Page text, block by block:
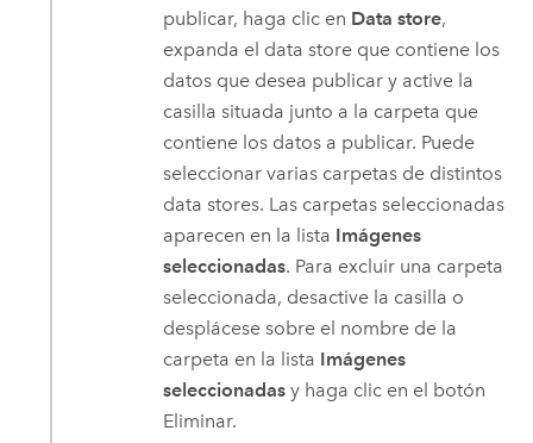
publicar, haga clic en Data store,
expanda el data store que contiene los
datos que desea publicar y active la
casilla situada junto a la carpeta que
contiene los datos a publicar. Puede
seleccionar varias carpetas de distintos
data stores. Las carpetas seleccionadas
aparecen en la lista Imágenes
seleccionadas. Para excluir una carpeta
seleccionada, desactive la casilla o
desplácese sobre el nombre de la
carpeta en la lista Imágenes
seleccionadasy haga clic en el botón
Eliminar.